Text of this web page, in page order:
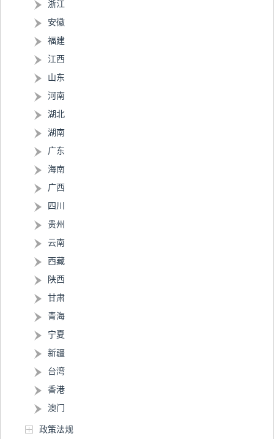
浙江
安徽
福建
江西
山东
河南
湖北
湖南
广东
海南
广西
四川
贵州
云南
西藏
陕西
甘肃
青海
宁夏
新疆
台湾
香港
澳门
政策法规